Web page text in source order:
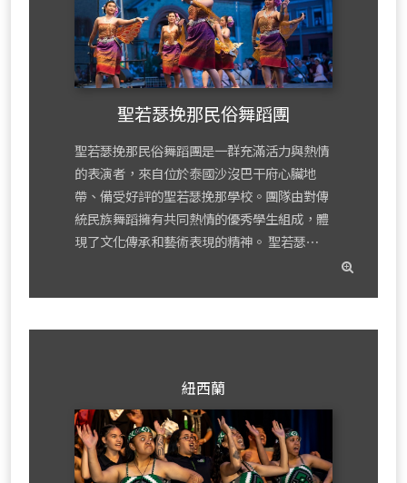
聖若瑟挽那民俗舞蹈團
聖若瑟挽那民俗舞蹈團是一群充滿活力與熱情
的表演者，來自位於泰國沙沒巴干府心臟地
帶、備受好評的聖若瑟挽那學校。團隊由對傳
統民族舞蹈擁有共同熱情的優秀學生組成，體
現了文化傳承和藝術表現的精神。 聖若瑟⋯
紐西蘭